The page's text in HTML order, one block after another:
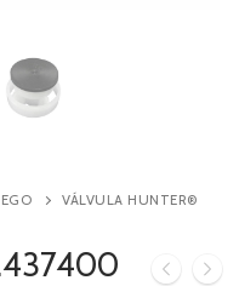
VÁLVULA HUNTER®